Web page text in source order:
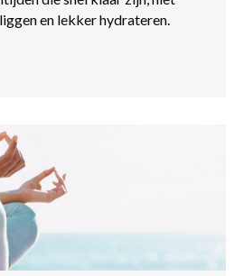
en lekker hydrateren.